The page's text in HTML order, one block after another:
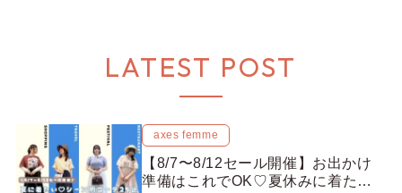
LATEST POST
axes femme
【8/7〜8/12セール開催】お出かけ
準備はこれでOK♡夏休みに着たい